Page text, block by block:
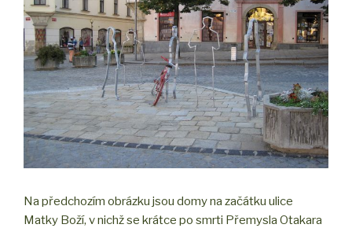
Na předchozím obrázku jsou domy na začátku ulice
Matky Boží, v nichž se krátce po smrti Přemysla Otakara